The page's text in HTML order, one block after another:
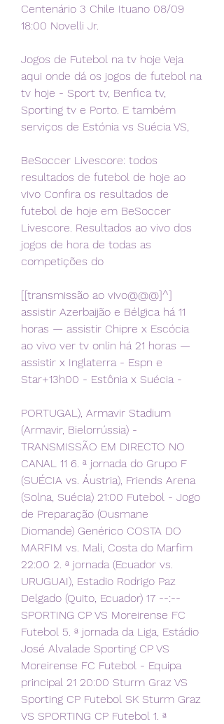
Centenário 3 Chile Ituano 08/09
18:00 Novelli Jr.
Jogos de Futebol na tv hoje Veja
aqui onde dá os jogos de futebol na
tv hoje - Sport tv, Benfica tv,
Sporting tv e Porto. E também
serviços de Estónia vs Suécia VS,
BeSoccer Livescore: todos
resultados de futebol de hoje ao
vivo Confira os resultados de
futebol de hoje em BeSoccer
Livescore. Resultados ao vivo dos
jogos de hora de todas as
competições do
[[transmissão ao vivo@@@]^]
assistir Azerbaijão e Bélgica há 11
horas — assistir Chipre x Escócia
ao vivo ver tv onlin há 21 horas —
assistir x Inglaterra - Espn e
Star+13h00 - Estônia x Suécia -
PORTUGAL), Armavir Stadium
(Armavir, Bielorrússia) -
TRANSMISSÃO EM DIRECTO NO
CANAL 11 6. ª jornada do Grupo F
(SUÉCIA vs. Áustria), Friends Arena
(Solna, Suécia) 21:00 Futebol - Jogo
de Preparação (Ousmane
Diomande) Genérico COSTA DO
MARFIM vs. Mali, Costa do Marfim
22:00 2. ª jornada (Ecuador vs.
URUGUAI), Estadio Rodrigo Paz
Delgado (Quito, Ecuador) 17 --:--
SPORTING CP VS Moreirense FC
Futebol 5. ª jornada da Liga, Estádio
José Alvalade Sporting CP VS
Moreirense FC Futebol - Equipa
principal 21 20:00 Sturm Graz VS
Sporting CP Futebol SK Sturm Graz
VS SPORTING CP Futebol 1. ª